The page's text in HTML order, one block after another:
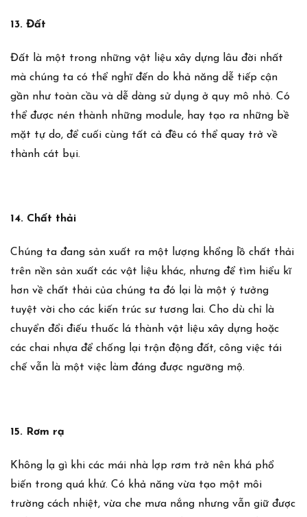
13. Đất
Đất là một trong những vật liệu xây dựng lâu đời nhất
mà chúng ta có thể nghĩ đến do khả năng dễ tiếp cận
gần như toàn cầu và dễ dàng sử dụng ở quy mô nhỏ. Có
thể được nén thành những module, hay tạo ra những bề
mặt tự do, để cuối cùng tất cả đều có thể quay trở về
thành cát bụi.
14. Chất thải
Chúng ta đang sản xuất ra một lượng khổng lồ chất thải
trên nền sản xuất các vật liệu khác, nhưng để tìm hiểu kĩ
hơn về chất thải của chúng ta đó lại là một ý tưởng
tuyệt vời cho các kiến trúc sư tương lai. Cho dù chỉ là
chuyển đổi điếu thuốc lá thành vật liệu xây dựng hoặc
các chai nhựa để chống lại trận động đất, công việc tái
chế vẫn là một việc làm đáng được ngưỡng mộ.
15. Rơm rạ
Không lạ gì khi các mái nhà lợp rơm trở nên khá phổ
biến trong quá khứ. Có khả năng vừa tạo một môi
trường cách nhiệt, vừa che mưa nắng nhưng vẫn giữ được